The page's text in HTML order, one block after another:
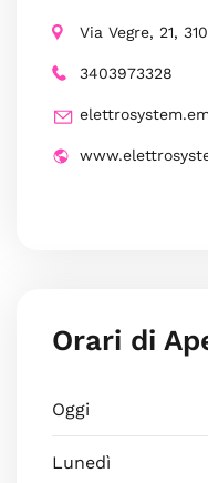
Via Vegre, 21,
3403973328
Orari di
Oggi
Lunedì